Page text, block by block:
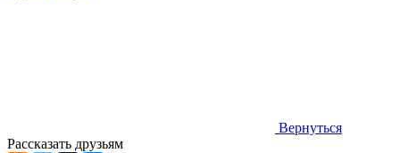
Вернуться
Рассказать друзьям